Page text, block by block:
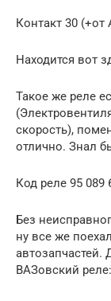
Контакт 30
Находится вот
Такое же реле
скорость),
отлично. Знал
Код реле 95 089
Без
ну все же
автозапчастей.
ВАЗовский реле: